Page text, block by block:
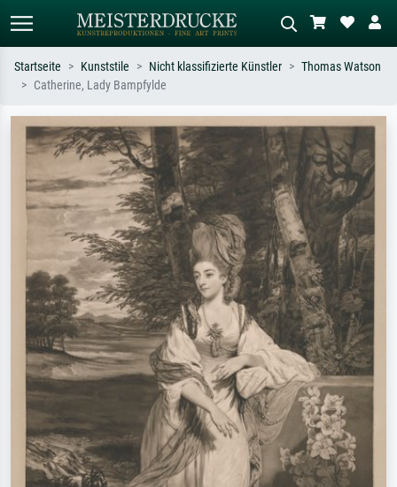
Suchen Sie nach Künstlern, Werktiteln
oder Stilen – z.B. Monet,
Sternennacht, Impressionismus, Welle
Hokusai, Akt.
Beschreiben Sie die Szene – z.B. Grüne
Wiese, Abstrakt mit viel Rot, Dunkles
Ölgemälde, Stehender Akt neben einem
Baum.
Startseite Kunststile Nicht klassifizierte Künstler
Thomas Watson
Catherine, Lady Bampfylde